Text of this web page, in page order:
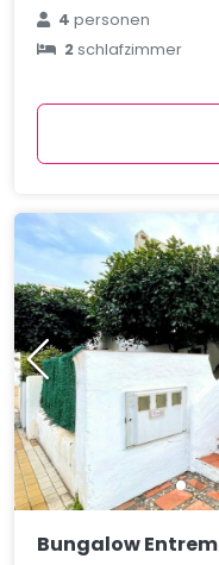
4personen
2schlafzimmer
Bungalow